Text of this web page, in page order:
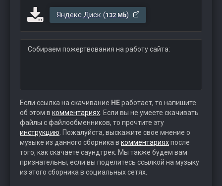
Яндекс.Диск (132 Mb)
Собираем пожертвования на работу сайта:
Если ссылка на скачивание НЕработает, то напишите
об этом в комментариях . Если вы не умеете скачивать
файлы с файлообменников, то прочтите эту
инструкцию . Пожалуйста, выскажите свое мнение о
музыке из данного сборника в комментарияхпосле
того, как скачаете саундтрек. Мы также будем вам
признательны, если вы поделитесь ссылкой на музыку
из этого сборника в социальных сетях.